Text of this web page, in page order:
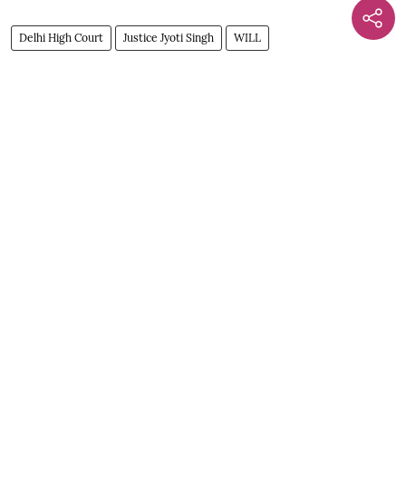
Delhi High Court Justice Jyoti Singh WILL